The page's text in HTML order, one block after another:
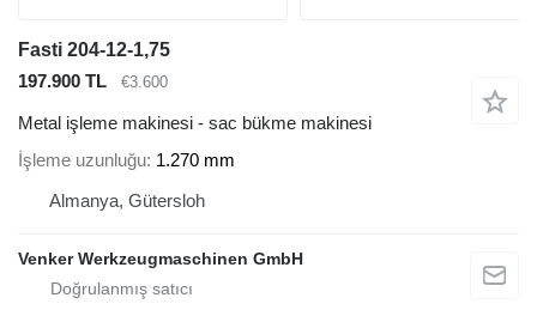
Fasti 204-12-1,75
197.900 TL
€3.600
Metal işleme makinesi - sac bükme makinesi
İşleme uzunluğu 1.270 mm
Almanya, Gütersloh
Venker Werkzeugmaschinen GmbH